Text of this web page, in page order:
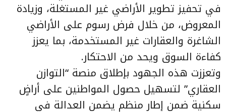
في تحفيز تطوير الأراضي غير المستغلة، وزيادة
المعروض، من خلال فرض رسوم على الأراضي
الشاغرة والعقارات غير المستخدمة، بما يعزز
كفاءة السوق ويحد من الاحتكار.
وتعززت هذه الجهود بإطلاق منصة “التوازن
العقاري” لتسهيل حصول المواطنين على أراضٍ
سكنية ضمن إطار منظم يضمن العدالة في